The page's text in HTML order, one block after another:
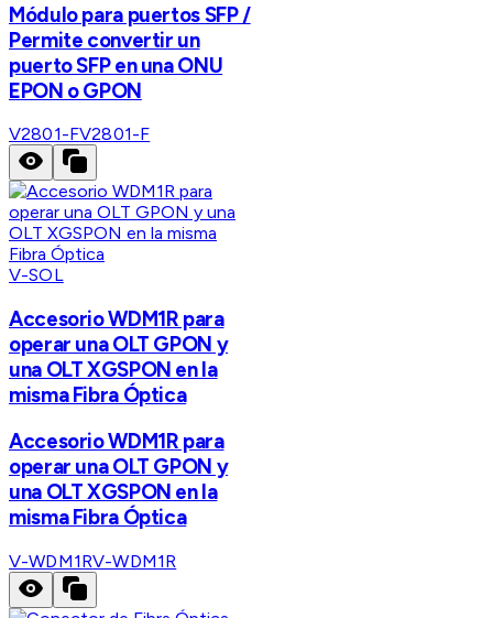
Módulo para puertos SFP /
Permite convertir un
puerto SFP en una ONU
EPON o GPON
V2801-FV2801-F
V-SOL
Accesorio WDM1R para
operar una OLT GPON y
una OLT XGSPON en la
misma Fibra Óptica
Accesorio WDM1R para
operar una OLT GPON y
una OLT XGSPON en la
misma Fibra Óptica
V-WDM1RV-WDM1R